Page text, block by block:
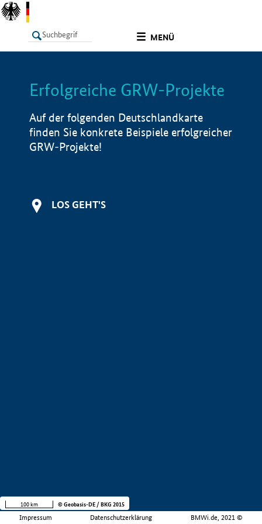
MENÜ
LISTE Info
Erfolgreiche GRW-Projekte
Auf der folgenden Deutschlandkarte
finden Sie konkrete Beispiele erfolgreicher
GRW-Projekte!
LOS GEHT'S
Impressum Datenschutzerklärung BMWi.de, 2021 ©
100 km © Geobasis-DE / BKG 2015